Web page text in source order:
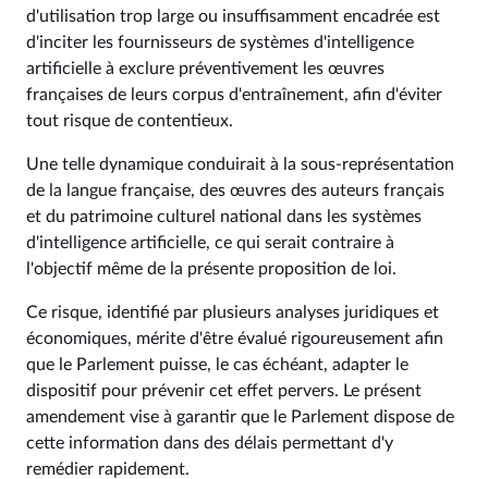
d'utilisation trop large ou insuffisamment encadrée est
d'inciter les fournisseurs de systèmes d'intelligence
artificielle à exclure préventivement les œuvres
françaises de leurs corpus d'entraînement, afin d'éviter
tout risque de contentieux.
Une telle dynamique conduirait à la sous-représentation
de la langue française, des œuvres des auteurs français
et du patrimoine culturel national dans les systèmes
d'intelligence artificielle, ce qui serait contraire à
l'objectif même de la présente proposition de loi.
Ce risque, identifié par plusieurs analyses juridiques et
économiques, mérite d'être évalué rigoureusement afin
que le Parlement puisse, le cas échéant, adapter le
dispositif pour prévenir cet effet pervers. Le présent
amendement vise à garantir que le Parlement dispose de
cette information dans des délais permettant d'y
remédier rapidement.